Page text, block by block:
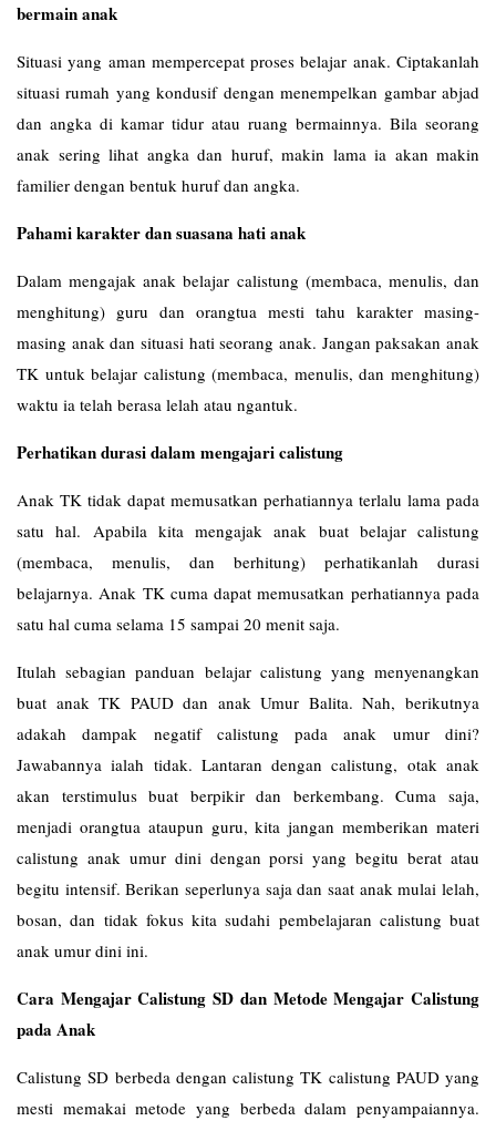
bermain anak
Situasi yang aman mempercepat proses belajar anak. Ciptakanlah
situasi rumah yang kondusif dengan menempelkan gambar abjad
dan angka di kamar tidur atau ruang bermainnya. Bila seorang
anak sering lihat angka dan huruf, makin lama ia akan makin
familier dengan bentuk huruf dan angka.
Pahami karakter dan suasana hati anak
Dalam mengajak anak belajar calistung (membaca, menulis, dan
menghitung) guru dan orangtua mesti tahu karakter masing-
masing anak dan situasi hati seorang anak. Jangan paksakan anak
TK untuk belajar calistung (membaca, menulis, dan menghitung)
waktu ia telah berasa lelah atau ngantuk.
Perhatikan durasi dalam mengajari calistung
Anak TK tidak dapat memusatkan perhatiannya terlalu lama pada
satu hal. Apabila kita mengajak anak buat belajar calistung
(membaca, menulis, dan berhitung) perhatikanlah durasi
belajarnya. Anak TK cuma dapat memusatkan perhatiannya pada
satu hal cuma selama 15 sampai 20 menit saja.
Itulah sebagian panduan belajar calistung yang menyenangkan
buat anak TK PAUD dan anak Umur Balita. Nah, berikutnya
adakah dampak negatif calistung pada anak umur dini?
Jawabannya ialah tidak. Lantaran dengan calistung, otak anak
akan terstimulus buat berpikir dan berkembang. Cuma saja,
menjadi orangtua ataupun guru, kita jangan memberikan materi
calistung anak umur dini dengan porsi yang begitu berat atau
begitu intensif. Berikan seperlunya saja dan saat anak mulai lelah,
bosan, dan tidak fokus kita sudahi pembelajaran calistung buat
anak umur dini ini.
Cara Mengajar Calistung SD dan Metode Mengajar Calistung
pada Anak
Calistung SD berbeda dengan calistung TK calistung PAUD yang
mesti memakai metode yang berbeda dalam penyampaiannya.